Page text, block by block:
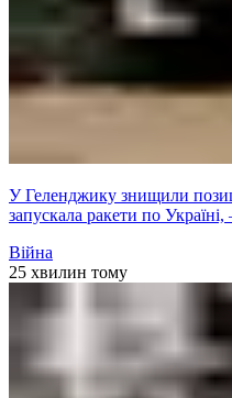
У Геленджику знищили
запускала ракети по
Війна
25 хвилин тому